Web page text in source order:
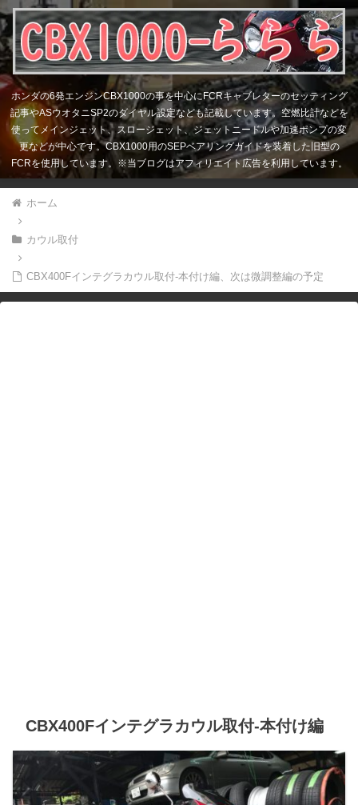
ホンダの6発エンジンCBX1000の事を中心にFCRキャブレターのセッティング
記事やASウオタニSP2のダイヤル設定なども記載しています。空燃比計などを
使ってメインジェット、スロージェット、ジェットニードルや加速ポンプの変
更などが中心です。CBX1000用のSEPベアリングガイドを装着した旧型の
FCRを使用しています。※当ブログはアフィリエイト広告を利用しています。
ホーム
カウル取付
CBX400Fインテグラカウル取付-本付け編、次は微調整編の予定
CBX400Fインテグラカウル取付-本付け編